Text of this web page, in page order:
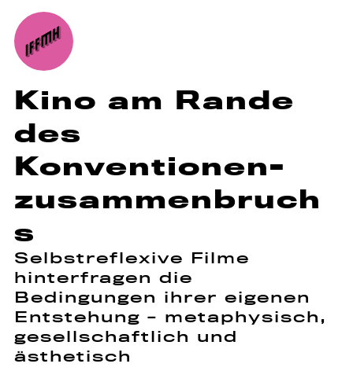
Kino am Rande
des
Konventionen-
zusammenbruch
s
Selbstreflexive Filme
hinterfragen die
Bedingungen ihrer eigenen
Entstehung - metaphysisch,
gesellschaftlich und
ästhetisch